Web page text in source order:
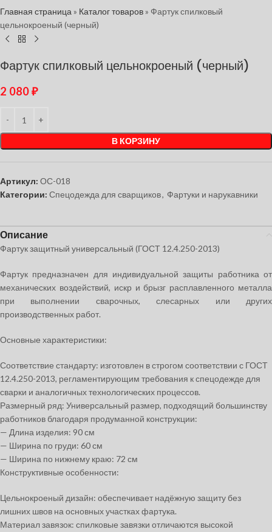
Главная страница » Каталог товаров» Фартук спилковый
цельнокроеный (черный)
Фартук спилковый цельнокроеный (черный)
2 080₽
В КОРЗИНУ
Артикул: ОС-018
Категории: Спецодежда для сварщиков, Фартуки и нарукавники
Описание
Фартук защитный универсальный (ГОСТ 12.4.250-2013)
Фартук предназначен для индивидуальной защиты работника от
механических воздействий, искр и брызг расплавленного металла
при выполнении сварочных, слесарных или других
производственных работ.
Основные характеристики:
Соответствие стандарту: изготовлен в строгом соответствии с ГОСТ
12.4.250-2013, регламентирующим требования к спецодежде для
сварки и аналогичных технологических процессов.
Размерный ряд: Универсальный размер, подходящий большинству
работников благодаря продуманной конструкции:
— Длина изделия: 90 см
— Ширина по груди: 60 см
— Ширина по нижнему краю: 72 см
Конструктивные особенности:
Цельнокроеный дизайн: обеспечивает надёжную защиту без
лишних швов на основных участках фартука.
Материал завязок: спилковые завязки отличаются высокой